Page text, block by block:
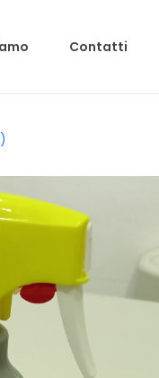
Contatti